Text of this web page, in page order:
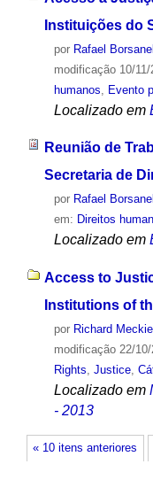
Instituições do
por Rafael
modificação10/11/
humanos
Evento
Localizado em
Reunião de
Secretaria de
por Rafael
em: Direitos
Localizado em
Access to
Institutions of
por Richard
modificação22/10/
Rights, Justice,
Localizado em
- 2013
« 10 itens anteriores